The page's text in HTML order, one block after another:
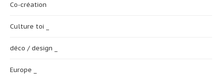
Co-création
Culture toi _
déco / design _
Europe _